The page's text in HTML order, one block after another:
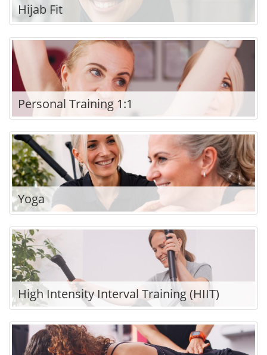
Hijab Fit
Personal Training 1:1
Yoga
High Intensity Interval Training (HIIT)